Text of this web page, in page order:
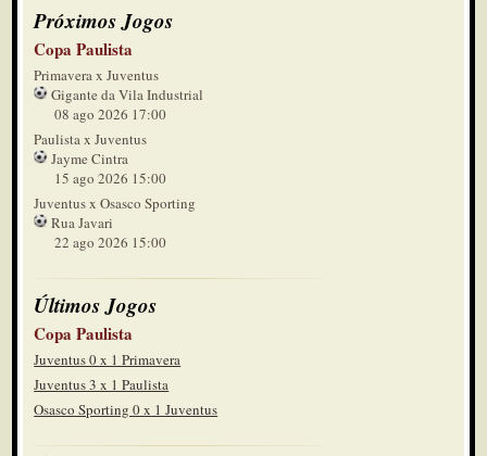
Próximos Jogos
Copa Paulista
Primavera x Juventus
Gigante da Vila Industrial
08 ago 2026 17:00
Paulista x Juventus
Jayme Cintra
15 ago 2026 15:00
Juventus x Osasco Sporting
Rua Javari
22 ago 2026 15:00
Últimos Jogos
Copa Paulista
Juventus 0 x 1 Primavera
Juventus 3 x 1 Paulista
Osasco Sporting 0 x 1 Juventus